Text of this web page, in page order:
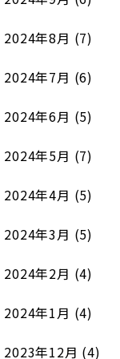
2024年8月 (7)
2024年7月 (6)
2024年6月 (5)
2024年5月 (7)
2024年4月 (5)
2024年3月 (5)
2024年2月 (4)
2024年1月 (4)
2023年12月 (4)